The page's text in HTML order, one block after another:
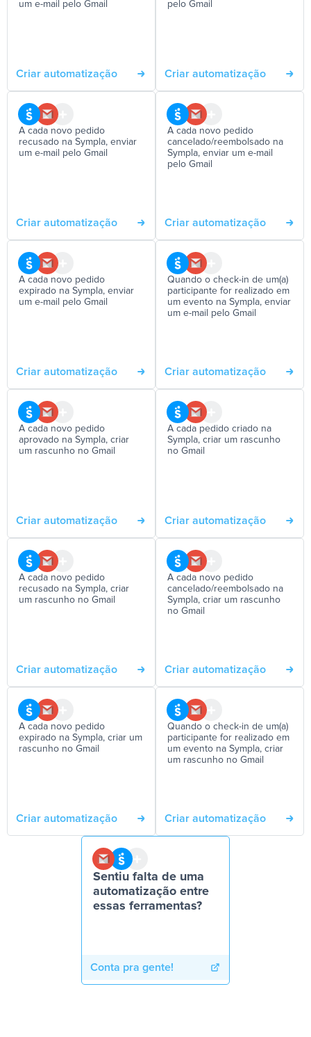
um e-mail pelo Gmail
Criar automatização
pelo Gmail
Criar automatização
A cada novo pedido
recusado na Sympla, enviar
um e-mail pelo Gmail
Criar automatização
A cada novo pedido
cancelado/reembolsado na
Sympla, enviar um e-mail
pelo Gmail
Criar automatização
A cada novo pedido
expirado na Sympla, enviar
um e-mail pelo Gmail
Criar automatização
Quando o check-in de um(a)
participante for realizado em
um evento na Sympla, enviar
um e-mail pelo Gmail
Criar automatização
A cada novo pedido
aprovado na Sympla, criar
um rascunho no Gmail
Criar automatização
A cada pedido criado na
Sympla, criar um rascunho
no Gmail
Criar automatização
A cada novo pedido
recusado na Sympla, criar
um rascunho no Gmail
Criar automatização
A cada novo pedido
cancelado/reembolsado na
Sympla, criar um rascunho
no Gmail
Criar automatização
A cada novo pedido
expirado na Sympla, criar um
rascunho no Gmail
Criar automatização
Quando o check-in de um(a)
participante for realizado em
um evento na Sympla, criar
um rascunho no Gmail
Criar automatização
Sentiu falta de uma
automatização entre
essas ferramentas?
Conta pra gente!